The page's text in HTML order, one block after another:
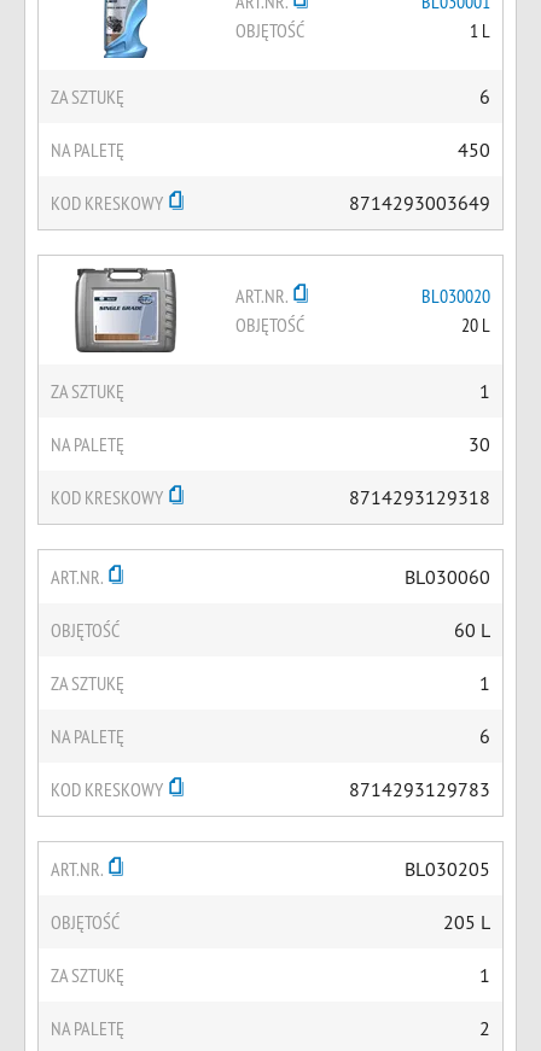
OBJĘTOŚĆ
1 L
ZA SZTUKĘ 6
NA PALETĘ 450
KOD KRESKOWY 8714293003649
ART.NR.
BL030020
OBJĘTOŚĆ
20 L
ZA SZTUKĘ 1
NA PALETĘ 30
KOD KRESKOWY 8714293129318
ART.NR. BL030060
OBJĘTOŚĆ 60 L
ZA SZTUKĘ 1
NA PALETĘ 6
KOD KRESKOWY 8714293129783
ART.NR. BL030205
OBJĘTOŚĆ 205 L
ZA SZTUKĘ 1
NA PALETĘ 2